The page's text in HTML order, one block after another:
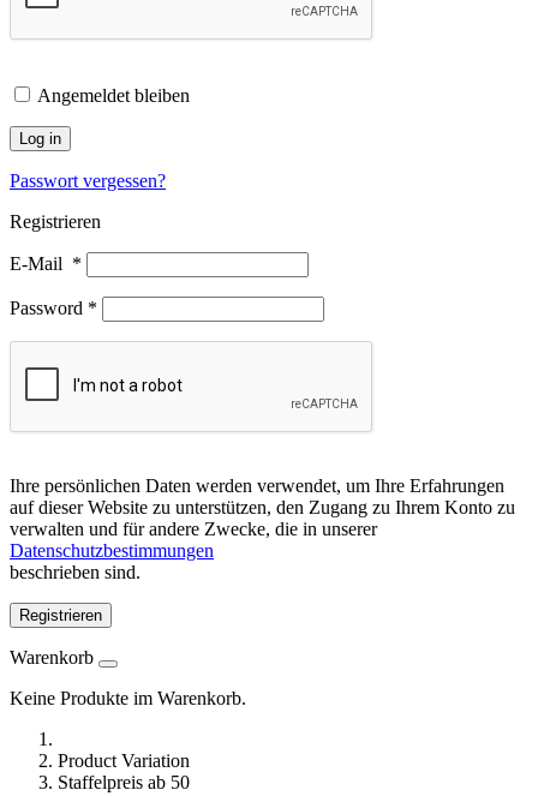
Angemeldet bleiben
Log in
Passwort vergessen?
Registrieren
E-Mail *
Password *
Ihre persönlichen Daten werden verwendet, um Ihre Erfahrungen
auf dieser Website zu unterstützen, den Zugang zu Ihrem Konto zu
verwalten und für andere Zwecke, die in unserer
Datenschutzbestimmungen
beschrieben sind.
Registrieren
Warenkorb
Keine Produkte im Warenkorb.
Product Variation
Staffelpreis ab 50